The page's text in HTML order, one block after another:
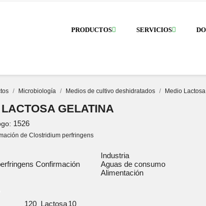
PRODUCTOS SERVICIOS
Microbiología Medios de cultivo deshidratados Medio
GELATINA
1526
de Clostridium perfringens
Confirmación
Industria
Aguas de consumo
Alimentación
120 Lactosa10